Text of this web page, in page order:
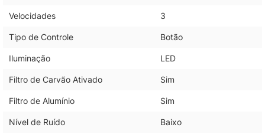
Velocidades 3
Tipo de Controle Botão
Iluminação LED
Filtro de Carvão Ativado Sim
Filtro de Alumínio Sim
Nível de Ruído Baixo